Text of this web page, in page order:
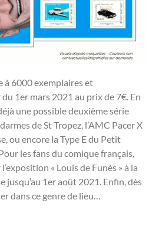
à 6000 exemplaires et
1er mars 2021 au prix de 7€. En
une possible deuxième série
de St Tropez, l’AMC Pacer X
ou encore la Type E du Petit
les fans du comique français,
« Louis de Funès » à la
jusqu’au 1er août 2021. Enfin, dès
dans ce genre de lieu…